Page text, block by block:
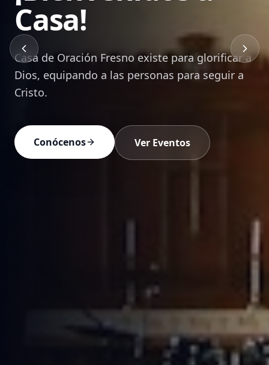
la Palabra
Mensajes bíblicos que edifican, transforman y
equipan a cada creyente para vivir en Cristo.
Devocionales